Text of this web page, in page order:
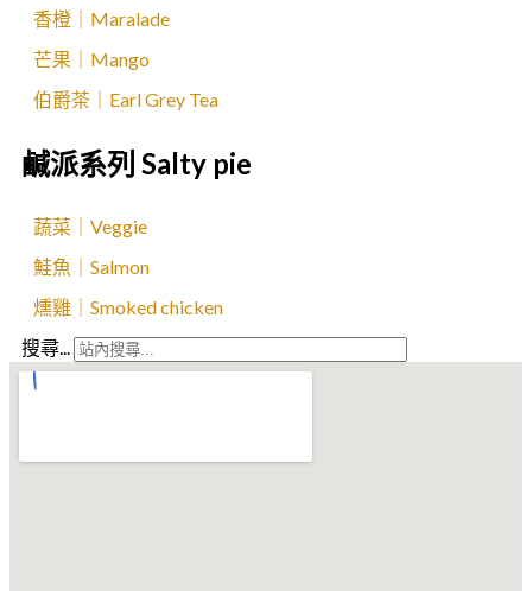
香橙｜Maralade
芒果｜Mango
伯爵茶｜Earl Grey Tea
鹹派系列 Salty pie
蔬菜｜Veggie
鮭魚｜Salmon
燻雞｜Smoked chicken
搜尋...